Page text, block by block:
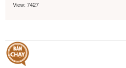
View: 7427